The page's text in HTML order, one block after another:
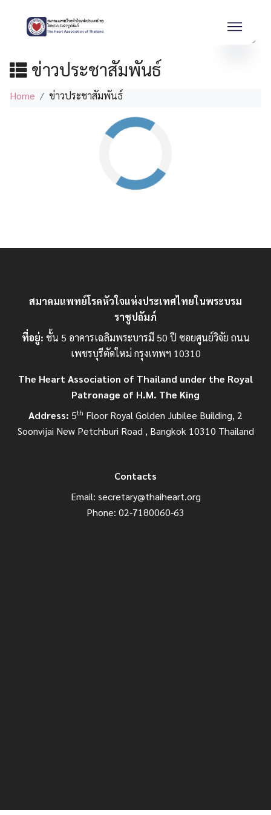
ข่าวประชาสัมพันธ์
Home ข่าวประชาสัมพันธ์
สมาคมแพทย์โรคหัวใจแห่งประเทศไทยในพระบรม
ราชูปถัมภ์
ที่อยู่: ชั้น 5 อาคารเฉลิมพระบารมี 50 ปี ซอยศูนย์วิจัย ถนน
เพชรบุรีตัดใหม่ กรุงเทพฯ 10310
The Heart Association of Thailand under the Royal
Patronage of H.M. The King
Address: 5th Floor Royal Golden Jubilee Building, 2
Soonvijai New Petchburi Road , Bangkok 10310 Thailand
Contacts
Email: secretary@thaiheart.org
Phone: 02-7180060-63